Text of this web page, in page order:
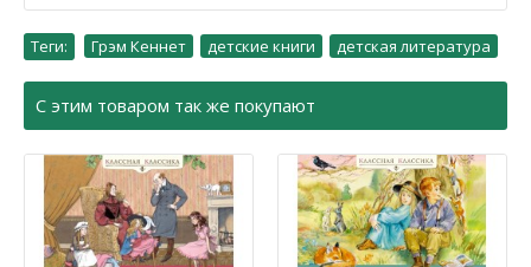
Теги: Грэм Кеннет детские книги детская литература
С этим товаром так же покупают